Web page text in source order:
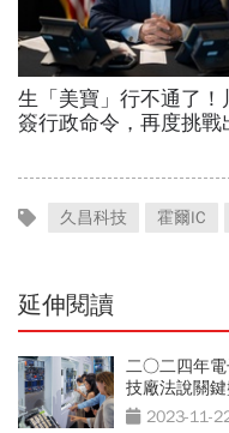
久昌科技 霍爾IC
延伸閱讀
二○二四年電
技廠法說關
2023-11-